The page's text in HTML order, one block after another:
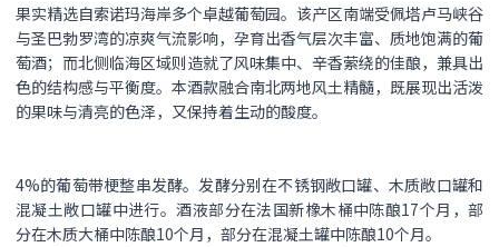
果实精选自索诺玛海岸多个卓越葡萄园。该产区南端受佩塔卢马峡谷
与圣巴勃罗湾的凉爽气流影响，孕育出香气层次丰富、质地饱满的葡
萄酒；而北侧临海区域则造就了风味集中、辛香萦绕的佳酿，兼具出
色的结构感与平衡度。本酒款融合南北两地风土精髓，既展现出活泼
的果味与清亮的色泽，又保持着生动的酸度。
4%的葡萄带梗整串发酵。发酵分别在不锈钢敞口罐、木质敞口罐和
混凝土敞口罐中进行。酒液部分在法国新橡木桶中陈酿17个月，部
分在木质大桶中陈酿10个月，部分在混凝土罐中陈酿10个月。